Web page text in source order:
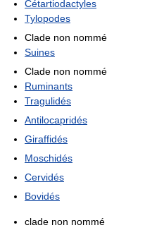
Cétartiodactyles
Tylopodes
Clade non nommé
Suines
Clade non nommé
Ruminants
Tragulidés
Antilocapridés
Giraffidés
Moschidés
Cervidés
Bovidés
clade non nommé